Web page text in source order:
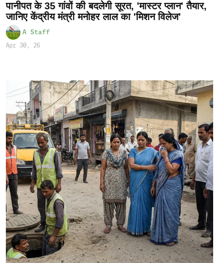
पानीपत के 35 गांवों की बदलेगी सूरत, 'मास्टर प्लान' तैयार,
जानिए केंद्रीय मंत्री मनोहर लाल का 'मिशन विलेज'
A Staff
Apr 30, 26